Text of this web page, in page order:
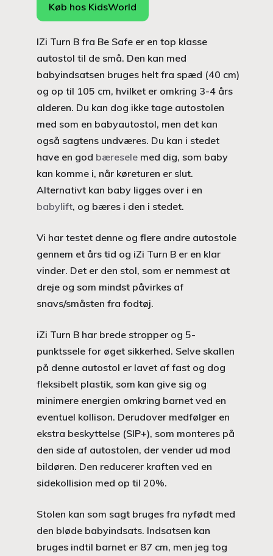
Køb hos KidsWorld
IZi Turn B fra Be Safe er en top klasse
autostol til de små. Den kan med
babyindsatsen bruges helt fra spæd (40 cm)
og op til 105 cm, hvilket er omkring 3-4 års
alderen. Du kan dog ikke tage autostolen
med som en babyautostol, men det kan
også sagtens undværes. Du kan i stedet
have en god bæresele med dig, som baby
kan komme i, når køreturen er slut.
Alternativt kan baby ligges over i en
babylift, og bæres i den i stedet.
Vi har testet denne og flere andre autostole
gennem et års tid og iZi Turn B er en klar
vinder. Det er den stol, som er nemmest at
dreje og som mindst påvirkes af
snavs/småsten fra fodtøj.
iZi Turn B har brede stropper og 5-
punktssele for øget sikkerhed. Selve skallen
på denne autostol er lavet af fast og dog
fleksibelt plastik, som kan give sig og
minimere energien omkring barnet ved en
eventuel kollison. Derudover medfølger en
ekstra beskyttelse (SIP+), som monteres på
den side af autostolen, der vender ud mod
bildøren. Den reducerer kraften ved en
sidekollision med op til 20%.
Stolen kan som sagt bruges fra nyfødt med
den bløde babyindsats. Indsatsen kan
bruges indtil barnet er 87 cm, men jeg tog